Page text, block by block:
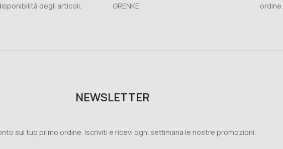
degli articoli.
GRENKE
ordine.
NEWSLETTER
sul tuo primo ordine. Iscriviti e ricevi ogni settimana le nostre promozioni.